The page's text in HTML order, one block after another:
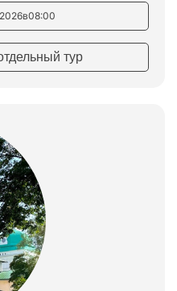
в08:00
тур